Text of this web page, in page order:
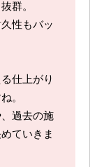
群。
性もバッ
仕上がり
。
過去の施
ていきま